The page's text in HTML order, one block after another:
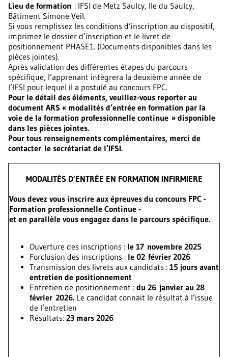
Lieu de formation : IFSI de Metz Saulcy, Ile du Saulcy,
Bâtiment Simone Veil.
Si vous remplissez les conditions d’inscription au dispositif,
imprimez le dossier d’inscription et le livret de
positionnement PHASE1. (Documents disponibles dans les
pièces jointes).
Après validation des différentes étapes du parcours
spécifique, l’apprenant intègrera la deuxième année de
l’IFSI pour lequel il a postulé au concours FPC.
Pour le détail des éléments, veuillez-vous reporter au
document ARS « modalités d’entrée en formation par la
voie de la formation professionnelle continue » disponible
dans les pièces jointes.
Pour tous renseignements complémentaires, merci de
contacter le secrétariat de l’IFSI.
MODALITÉS D’ENTRÉE EN FORMATION INFIRMIERE
Vous devez vous inscrire aux épreuves du concours FPC -
Formation professionnelle Continue -
et en parallèle vous engagez dans le parcours spécifique.
Ouverture des inscriptions : le 17 novembre 2025
Forclusion des inscriptions : le 02 février 2026
Transmission des livrets aux candidats : 15 jours avant
entretien de positionnement
Entretien de positionnement : du 26 janvier au 28
février 2026. Le candidat connait le résultat à l’issue
de l’entretien
Résultats: 23 mars 2026